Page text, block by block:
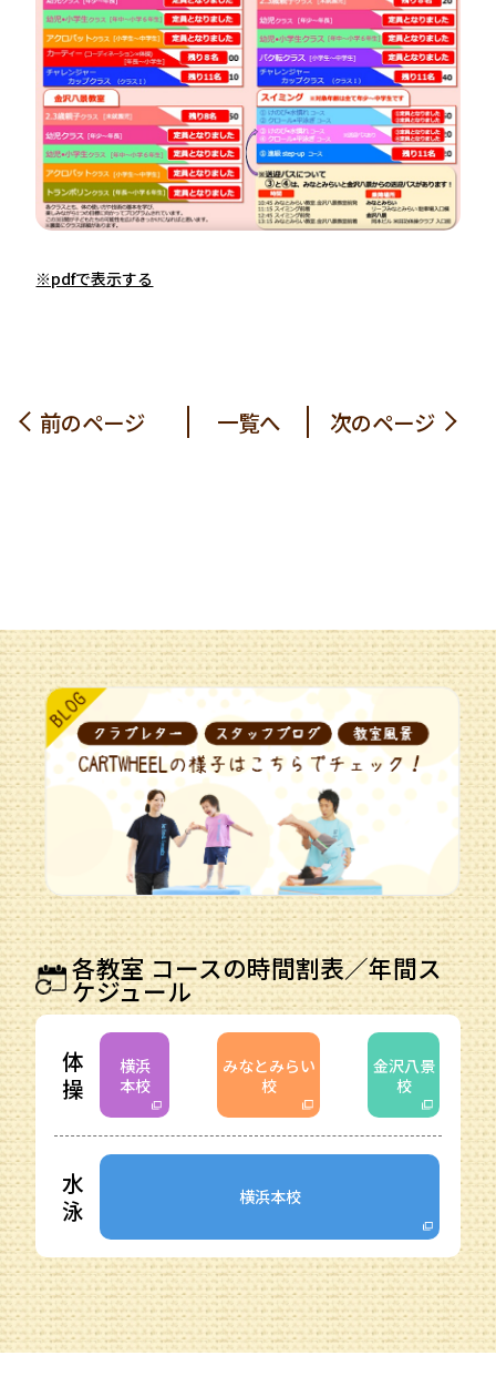
※pdfで表示する
前のページ 一覧へ 次のページ
各教室 コースの時間割表／年間ス
ケジュール
体
操
横浜
本校
みなとみらい
校
金沢八景
校
水
泳
横浜本校